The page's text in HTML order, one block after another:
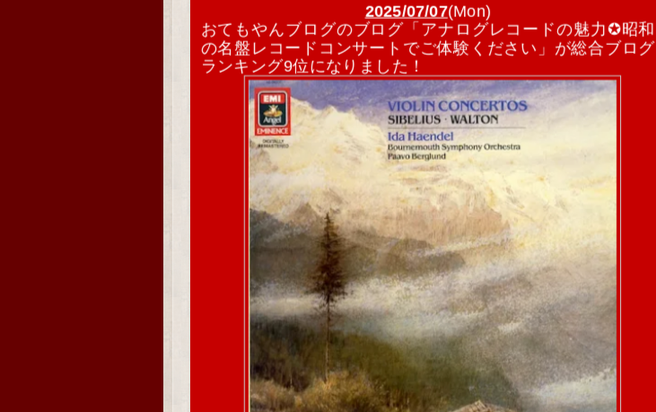
2025/07/07(Mon)
おてもやんブログのブログ「アナログレコードの魅力✪昭和
の名盤レコードコンサートでご体験ください」が総合ブログ
ランキング9位になりました！